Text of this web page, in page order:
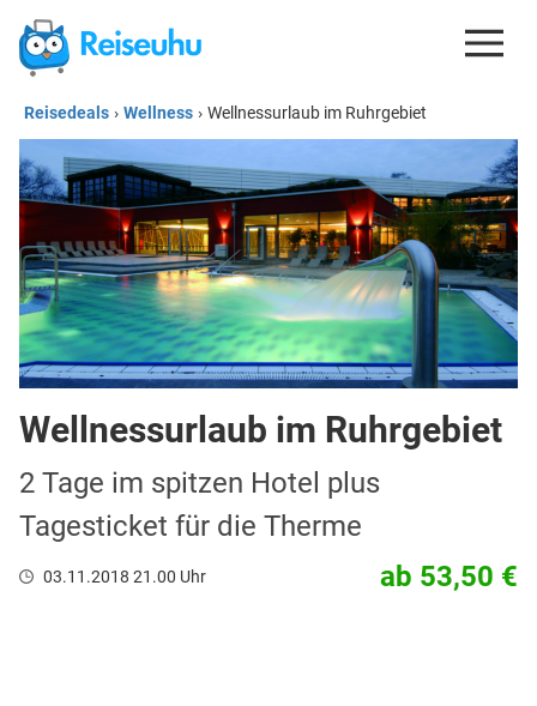
REISEDEALS
GUTSCHEINE
KREDITKARTEN
ESIM
REISEBLOG
Reisedeals › Wellness › Wellnessurlaub im Ruhrgebiet
Wellnessurlaub im Ruhrgebiet
2 Tage im spitzen Hotel plus
Tagesticket für die Therme
03.11.2018 21.00 Uhr ab 53,50 €